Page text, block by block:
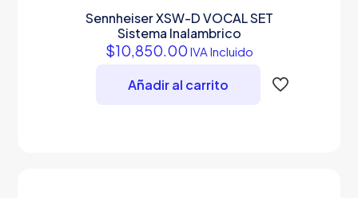
Sennheiser XSW-D VOCAL SET
Sistema Inalambrico
$10,850.00 IVA Incluido
Añadir al carrito